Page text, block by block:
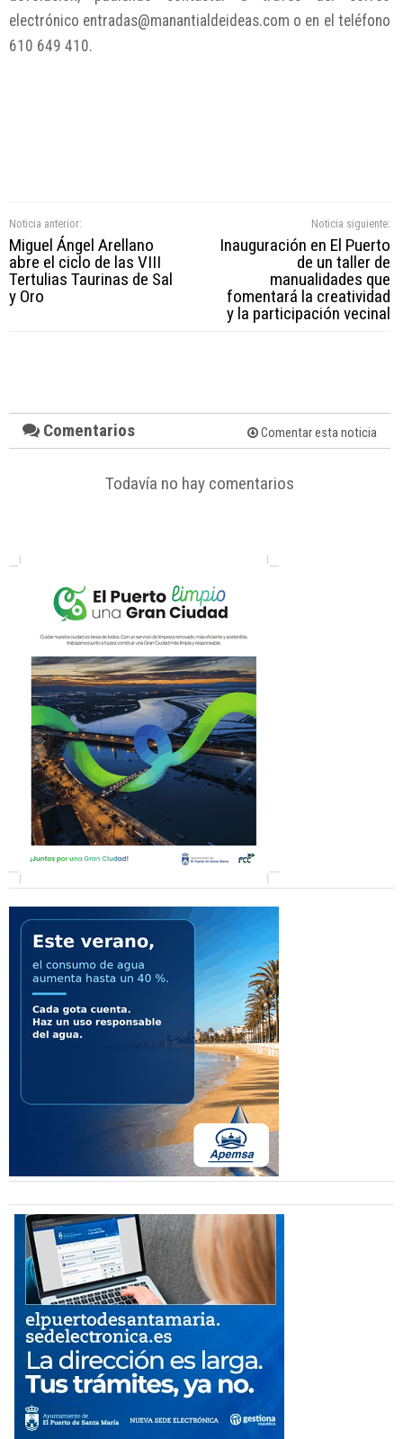
electrónico entradas@manantialdeideas.com o en el teléfono
610 649 410.
Noticia anterior:
Miguel Ángel Arellano
abre el ciclo de las VIII
Tertulias Taurinas de Sal
y Oro
Noticia siguiente:
Inauguración en El Puerto
de un taller de
manualidades que
fomentará la creatividad
y la participación vecinal
Comentarios Comentar esta noticia
Todavía no hay comentarios